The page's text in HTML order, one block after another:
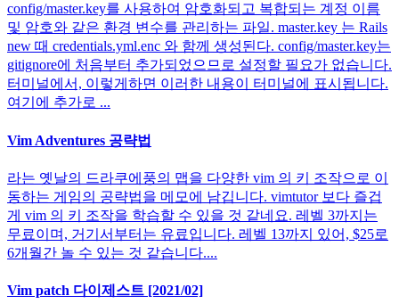
config/master.key를 사용하여 암호화되고 복합되는 계정 이름
및 암호와 같은 환경 변수를 관리하는 파일. master.key 는 Rails
new 때 credentials.yml.enc 와 함께 생성된다. config/master.key는
gitignore에 처음부터 추가되었으므로 설정할 필요가 없습니다.
터미널에서, 이렇게하면 이러한 내용이 터미널에 표시됩니다.
여기에 추가로 ...
Vim Adventures 공략법
라는 옛날의 드라쿠에풍의 맵을 다양한 vim 의 키 조작으로 이
동하는 게임의 공략법을 메모에 남깁니다. vimtutor 보다 즐겁
게 vim 의 키 조작을 학습할 수 있을 것 같네요. 레벨 3까지는
무료이며, 거기서부터는 유료입니다. 레벨 13까지 있어, $25로
6개월간 놀 수 있는 것 같습니다....
Vim patch 다이제스트 [2021/02]